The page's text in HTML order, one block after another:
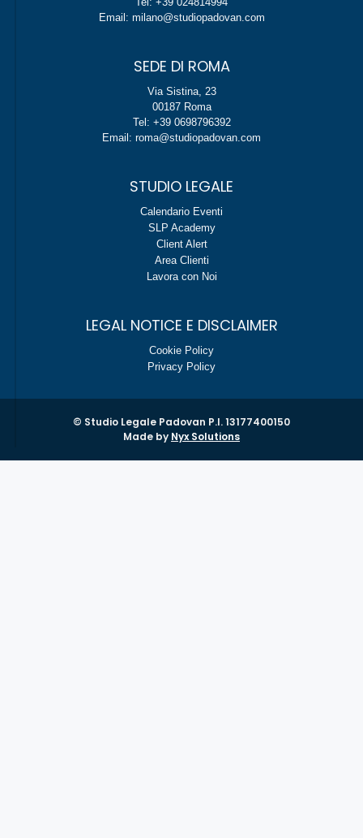
Email: milano@studiopadovan.com
SEDE DI ROMA
Via Sistina, 23
00187 Roma
Tel: +39 0698796392
Email: roma@studiopadovan.com
STUDIO LEGALE
Calendario Eventi
SLP Academy
Client Alert
Area Clienti
Lavora con Noi
LEGAL NOTICE E DISCLAIMER
Cookie Policy
Privacy Policy
© Studio Legale Padovan P.I. 13177400150
Made by Nyx Solutions